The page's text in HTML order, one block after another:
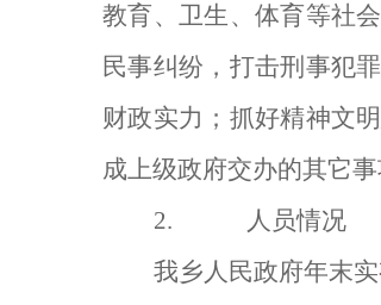
教育、卫生、体育等社
民事纠纷，打击刑事犯
财政实力；抓好精神文
成上级政府交办的其它事
2.
人员情况
我乡人民政府年末